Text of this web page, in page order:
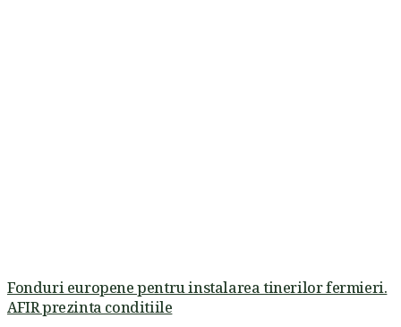
Fonduri europene pentru instalarea tinerilor fermieri.
AFIR prezinta conditiile